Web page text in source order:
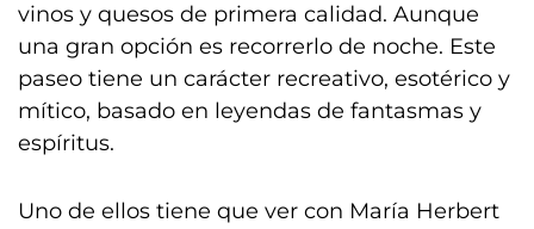
vinos y quesos de primera calidad. Aunque
una gran opción es recorrerlo de noche. Este
paseo tiene un carácter recreativo, esotérico y
mítico, basado en leyendas de fantasmas y
espíritus.
Uno de ellos tiene que ver con María Herbert